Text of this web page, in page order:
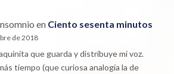
en Ciento sesenta minutos
de 2018
que guarda y distribuye mi voz.
tiempo (que curiosa analogía la de